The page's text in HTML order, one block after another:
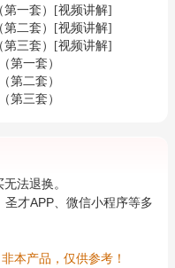
第一套）[视频讲解]
第二套）[视频讲解]
第三套）[视频讲解]
第一套）
第二套）
第三套）
法退换。
才APP、微信小程序等多
本产品，仅供参考！